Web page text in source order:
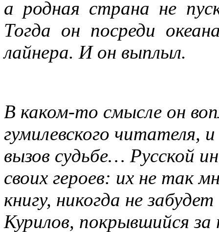
а родная страна не
Тогда он посреди
лайнера. И он выплыл.
В каком-то смысле он
гумилевского читателя,
вызов судьбе… Русской
своих героев: их не так
книгу, никогда не
Курилов, покрывшийся